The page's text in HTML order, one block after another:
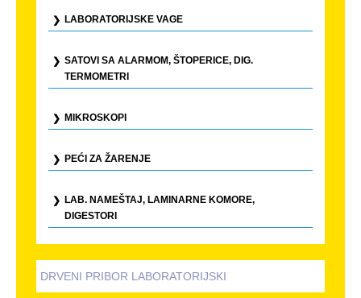
LABORATORIJSKE VAGE
SATOVI SA ALARMOM, ŠTOPERICE, DIG.
TERMOMETRI
MIKROSKOPI
PEĆI ZA ŽARENJE
LAB. NAMEŠTAJ, LAMINARNE KOMORE,
DIGESTORI
DRVENI PRIBOR LABORATORIJSKI